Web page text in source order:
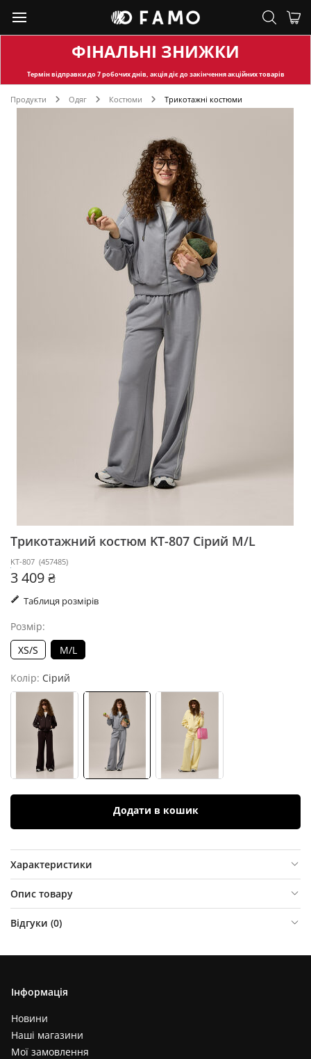
ФІНАЛЬНІ ЗНИЖКИ
Термін відправкидо 7 робочих днів, акція діє до закінчення акційних товарів
Продукти Одяг Костюми Трикотажні костюми
Трикотажний костюм KT-807 Сірий M/L
KT-807 (457485)
3 409 ₴
Таблиця розмірів
Розмір:
XS/S
M/L
Колір: Сірий
Додати в кошик
Характеристики
Опис товару
Відгуки (0)
Інформація
Новини
Наші магазини
Мої замовлення